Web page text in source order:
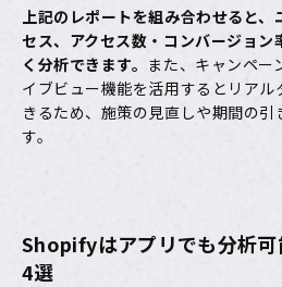
上記のレポートを組み合わせると
セス、アクセス数・コンバージョン
く分析できます。 また、キャンペー
イブビュー機能を活用するとリア
きるため、施策の見直しや期間の
す。
Shopifyはアプリでも分析可
4選